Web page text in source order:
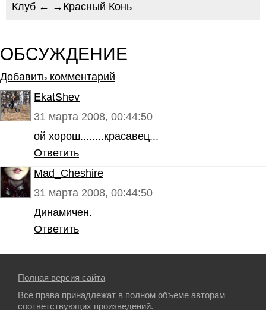
Клуб ← → Красный Конь
ОБСУЖДЕНИЕ
Добавить комментарий
EkatShev
31 марта 2008, 00:44:50
ой хорош........красавец...
Ответить
Mad_Cheshire
31 марта 2008, 00:44:50
Динамичен.
Ответить
Полная версия сайта
Все права принадлежат в полном объеме авторам
соответствующих произведений.